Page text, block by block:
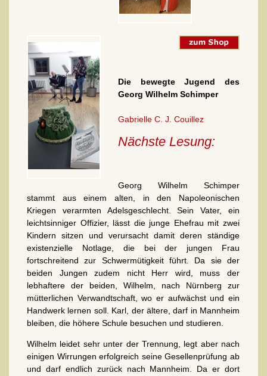
Die bewegte Jugend des
Georg Wilhelm Schimper
Gabrielle C. J. Couillez
Nächste Lesung:
Georg Wilhelm Schimper
stammt aus einem alten, in den Napoleonischen
Kriegen verarmten Adelsgeschlecht. Sein Vater, ein
leichtsinniger Offizier, lässt die junge Ehefrau mit zwei
Kindern sitzen und verursacht damit deren ständige
existenzielle Notlage, die bei der jungen Frau
fortschreitend zur Schwermütigkeit führt. Da sie der
beiden Jungen zudem nicht Herr wird, muss der
lebhaftere der beiden, Wilhelm, nach Nürnberg zur
mütterlichen Verwandtschaft, wo er aufwächst und ein
Handwerk lernen soll. Karl, der ältere, darf in Mannheim
bleiben, die höhere Schule besuchen und studieren.
Wilhelm leidet sehr unter der Trennung, legt aber nach
einigen Wirrungen erfolgreich seine Gesellenprüfung ab
und darf endlich zurück nach Mannheim. Da er dort